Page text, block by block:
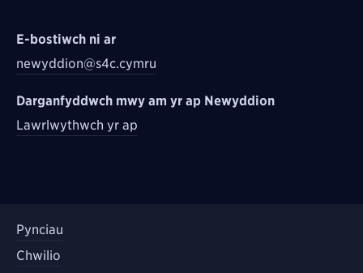
E-bostiwch ni ar
newyddion@s4c.cymru
Darganfyddwch mwy am yr ap Newyddion
Lawrlwythwch yr ap
Pynciau
Chwilio